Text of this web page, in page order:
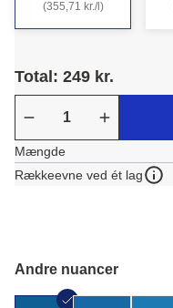
(355,71 kr./l)
Total: 249 kr.
Mængde
Rækkeevne ved ét lag
Andre nuancer